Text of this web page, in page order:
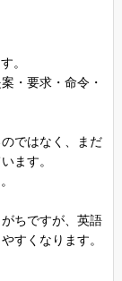
。
・要求・命令・
ではなく、まだ
ます。
ちですが、英語
すくなります。